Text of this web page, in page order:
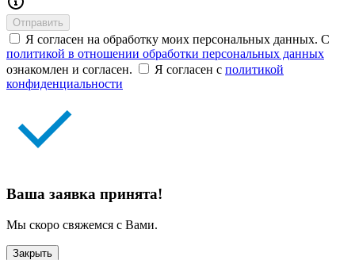
Отправить
Я согласен на обработку моих персональных данных. С
политикой в отношении обработки персональных данных
ознакомлен и согласен.
Я согласен с политикой
конфиденциальности
Ваша заявка принята!
Мы скоро свяжемся с Вами.
Закрыть